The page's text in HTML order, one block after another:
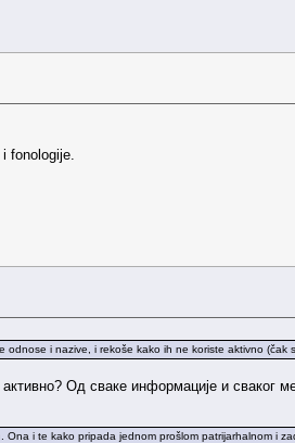
fonologije.
i nazive, i rekoše kako ih ne koriste aktivno (čak
Од сваке информације и сваког
i te kako pripada jednom prošlom patrijarhalnom i